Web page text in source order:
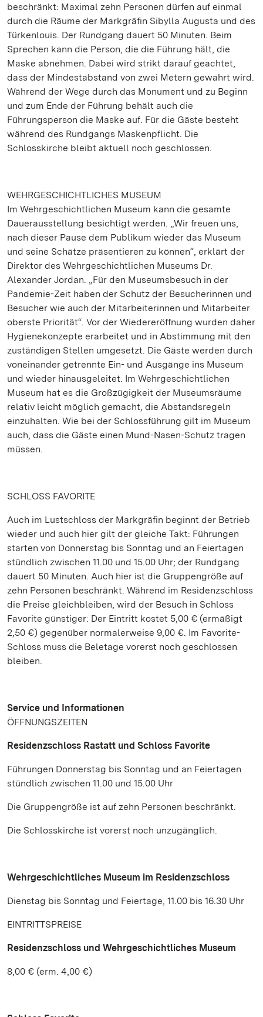
beschränkt: Maximal zehn Personen dürfen auf einmal
durch die Räume der Markgräfin Sibylla Augusta und des
Türkenlouis. Der Rundgang dauert 50 Minuten. Beim
Sprechen kann die Person, die die Führung hält, die
Maske abnehmen. Dabei wird strikt darauf geachtet,
dass der Mindestabstand von zwei Metern gewahrt wird.
Während der Wege durch das Monument und zu Beginn
und zum Ende der Führung behält auch die
Führungsperson die Maske auf. Für die Gäste besteht
während des Rundgangs Maskenpflicht. Die
Schlosskirche bleibt aktuell noch geschlossen.
WEHRGESCHICHTLICHES MUSEUM
Im Wehrgeschichtlichen Museum kann die gesamte
Dauerausstellung besichtigt werden. „Wir freuen uns,
nach dieser Pause dem Publikum wieder das Museum
und seine Schätze präsentieren zu können“, erklärt der
Direktor des Wehrgeschichtlichen Museums Dr.
Alexander Jordan. „Für den Museumsbesuch in der
Pandemie-Zeit haben der Schutz der Besucherinnen und
Besucher wie auch der Mitarbeiterinnen und Mitarbeiter
oberste Priorität“. Vor der Wiedereröffnung wurden daher
Hygienekonzepte erarbeitet und in Abstimmung mit den
zuständigen Stellen umgesetzt. Die Gäste werden durch
voneinander getrennte Ein- und Ausgänge ins Museum
und wieder hinausgeleitet. Im Wehrgeschichtlichen
Museum hat es die Großzügigkeit der Museumsräume
relativ leicht möglich gemacht, die Abstandsregeln
einzuhalten. Wie bei der Schlossführung gilt im Museum
auch, dass die Gäste einen Mund-Nasen-Schutz tragen
müssen.
SCHLOSS FAVORITE
Auch im Lustschloss der Markgräfin beginnt der Betrieb
wieder und auch hier gilt der gleiche Takt: Führungen
starten von Donnerstag bis Sonntag und an Feiertagen
stündlich zwischen 11.00 und 15.00 Uhr; der Rundgang
dauert 50 Minuten. Auch hier ist die Gruppengröße auf
zehn Personen beschränkt. Während im Residenzschloss
die Preise gleichbleiben, wird der Besuch in Schloss
Favorite günstiger: Der Eintritt kostet 5,00 € (ermäßigt
2,50 €) gegenüber normalerweise 9,00 €. Im Favorite-
Schloss muss die Beletage vorerst noch geschlossen
bleiben.
Service und Informationen
ÖFFNUNGSZEITEN
Residenzschloss Rastatt und Schloss Favorite
Führungen Donnerstag bis Sonntag und an Feiertagen
stündlich zwischen 11.00 und 15.00 Uhr
Die Gruppengröße ist auf zehn Personen beschränkt.
Die Schlosskirche ist vorerst noch unzugänglich.
Wehrgeschichtliches Museum im Residenzschloss
Dienstag bis Sonntag und Feiertage, 11.00 bis 16.30 Uhr
EINTRITTSPREISE
Residenzschloss und Wehrgeschichtliches Museum
8,00 € (erm. 4,00 €)